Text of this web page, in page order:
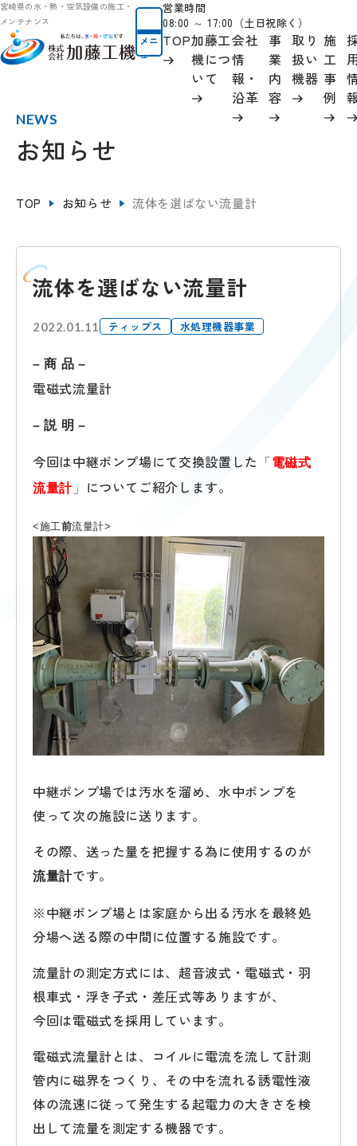
宮崎県の水・熱・空気設備の施工・
メンテナンス
メニ
ュー
営業時間
08:00 ～ 17:00（土日祝除く）
TOP加藤工
機につ
いて
会社
情
報 ・
沿革
事
業
内
容
取り
扱い
機器
施
工
事
例
NEWS
お知らせ
TOP お知らせ 流体を選ばない流量計
流体を選ばない流量計
2022.01.11 ティップス 水処理機器事業
– 商 品 –
電磁式流量計
– 説 明 –
今回は中継ポンプ場にて交換設置した 「 電磁式
流量計」 についてご紹介します。
<施工前流量計>
中継ポンプ場では汚水を溜め、水中ポンプを
使って次の施設に送ります。
その際、送った量を把握する為に使用するのが
流量計です。
※中継ポンプ場とは家庭から出る汚水を最終処
分場へ送る際の中間に位置する施設です。
流量計の測定方式には、超音波式・電磁式・羽
根車式・浮き子式・差圧式等ありますが、
今回は電磁式を採用しています。
電磁式流量計とは、コイルに電流を流して計測
管内に磁界をつくり、その中を流れる誘電性液
体の流速に従って発生する起電力の大きさを検
出して流量を測定する機器です。